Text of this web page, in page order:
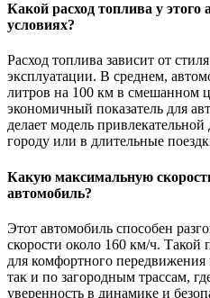
Какой расход топлива у
условиях?
Расход топлива зависит от
эксплуатации. В среднем,
литров на 100 км в смешанном
экономичный показатель для
делает модель
городу или в длительные
Какую максимальную
автомобиль?
Этот автомобиль способен
скорости около 160 км/ч. Такой
для комфортного
так и по загородным трассам,
уверенность в динамике и